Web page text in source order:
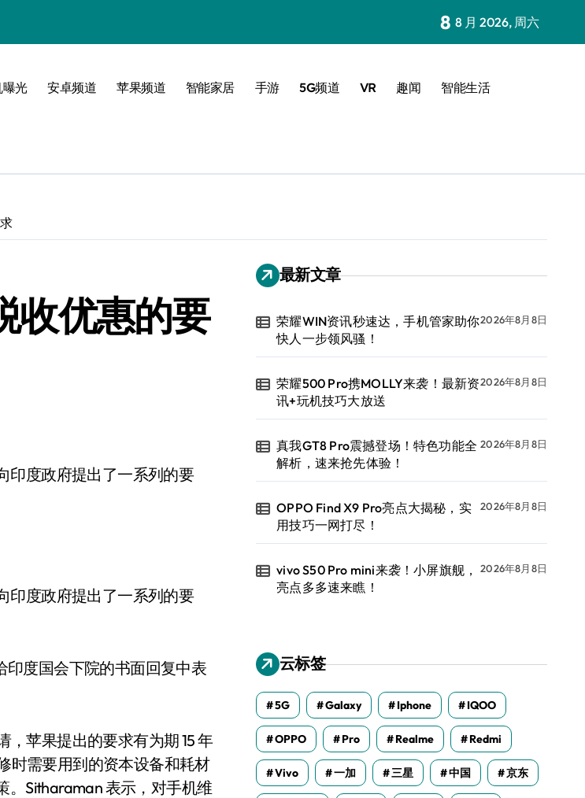
8 8 月 2026, 周六
曝光 安卓频道 苹果频道 智能家居 手游 5G频道 VR 趣闻 智能生活
收优惠的要
印度政府提出了一系列的要
印度国会下院的书面回复中表
苹果提出的要求有为期 15 年
时需要用到的资本设备和耗材
。Sitharaman 表示，对手机维
最新文章
荣耀WIN资讯秒速达，手机管家助你
快人一步领风骚！
2026年8月8日
荣耀500 Pro携MOLLY来袭！最新资
讯+玩机技巧大放送
2026年8月8日
真我GT8 Pro震撼登场！特色功能全
解析，速来抢先体验！
2026年8月8日
OPPO Find X9 Pro亮点大揭秘，实
用技巧一网打尽！
2026年8月8日
vivo S50 Pro mini来袭！小屏旗舰，
亮点多多速来瞧！
2026年8月8日
云标签
5G Galaxy Iphone IQOO
OPPO Pro Realme Redmi
Vivo 一加 三星 中国 京东